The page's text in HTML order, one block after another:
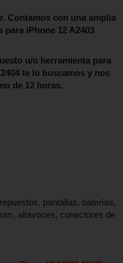
Contamos con una amplia
para iPhone 12 A2403
u/o herramienta para
te lo buscamos y nos
de 12 horas.
pantallas, baterías,
altavoces, conectores de